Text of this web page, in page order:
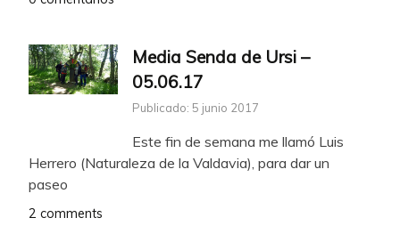
Media Senda de Ursi –
05.06.17
Publicado: 5 junio 2017
Este fin de semana me llamó Luis
Herrero (Naturaleza de la Valdavia), para dar un
paseo
2 comments